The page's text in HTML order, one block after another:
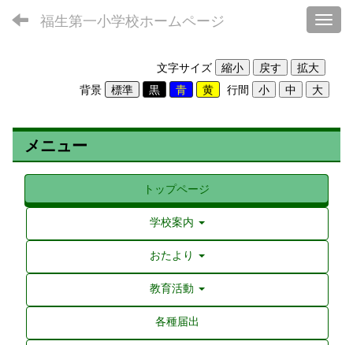
福生第一小学校ホームページ
文字サイズ
背景
行間
メニュー
トップページ
学校案内
おたより
教育活動
各種届出